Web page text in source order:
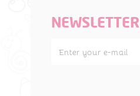
NEWSLETTER